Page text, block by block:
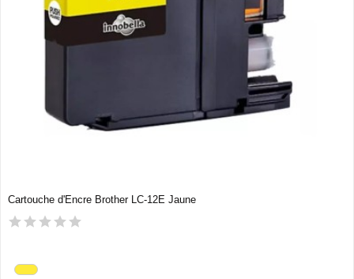
Cartouche d'Encre Brother LC-12E Jaune